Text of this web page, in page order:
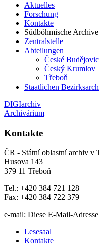
Aktuelles
Forschung
Kontakte
Südböhmische Archive
Zentralstelle
Abteilungen
České
Český Krumlov
Třeboň
Staatlichen
DIGIarchiv
Archivárium
Kontakte
ČR - Státní oblastní archiv v
Husova 143
379 11 Třeboň
Tel.: +420 384 721 128
Fax: +420 384 722 379
e-mail: Diese E-Mail-
Lesesaal
Kontakte